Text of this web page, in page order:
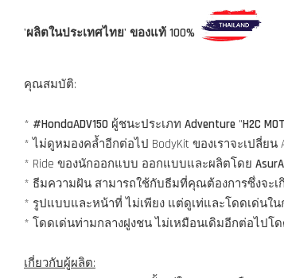
'ผลิตในประเทศไทย' ของแท้ 100%
คุณสมบัติ:
* #HondaADV150 ผู้ชนะประเภท Adventure "H2C
* ไม่ดูหมองคล้ำอีกต่อไป BodyKit ของเราจะเปลี่
* Ride ของนักออกแบบ ออกแบบและผลิตโดย
* ธีมความฝัน สามารถใช้กับธีมที่คุณต้องการซึ่งจะ
* รูปแบบและหน้าที่ ไม่เพียง แต่ดูเท่และโดดเด่นใน
* โดดเด่นท่ามกลางฝูงชน ไม่เหมือนเดิมอีกต่อไปโ
เกี่ยวกับผู้ผลิต: